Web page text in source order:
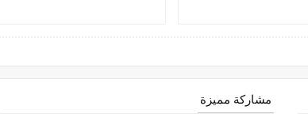
مشاركة مميزة